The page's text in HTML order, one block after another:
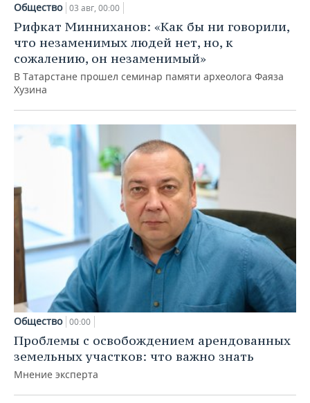
Общество 03 авг, 00:00
Рифкат Минниханов: «Как бы ни говорили,
что незаменимых людей нет, но, к
сожалению, он незаменимый»
В Татарстане прошел семинар памяти археолога Фаяза
Хузина
Общество 00:00
Проблемы с освобождением арендованных
земельных участков: что важно знать
Мнение эксперта